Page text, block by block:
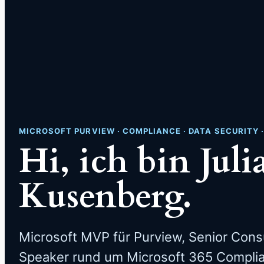
MICROSOFT PURVIEW · COMPLIANCE · DATA SECURITY
Hi, ich bin
Kusenberg.
Microsoft MVP für Purview, Senior
Speaker rund um Microsoft 365